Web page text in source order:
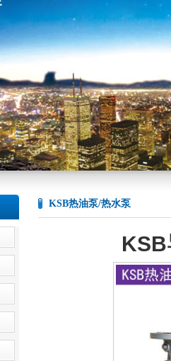
KSB热油泵/热水泵
KSB